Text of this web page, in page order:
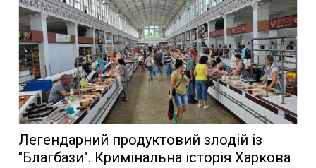
Легендарний продуктовий злодій із
"Благбази". Кримінальна історія Харкова